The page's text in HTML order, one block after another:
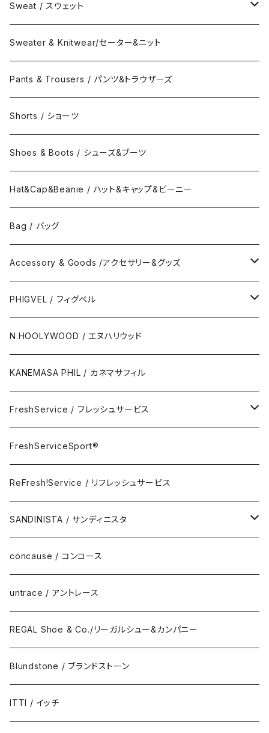
Coat / コート
Shirts / シャツ
Collar Long Shirt / 襟付き長袖シャツ
Collar Short Shirt / 襟付き半袖シャツ
Polo Long Shirt / 長袖ポロシャツ
Polo Short Shirt / 半袖ポロシャツ
T-Shirts / Tシャツ
Long Sleeve Tee / 長袖Tシャツ
Short Sleeve Tee / 半袖Tシャツ
Sweat / スウェット
Crew Neck Sweat /クルーネックスウェット
Turtle Neck Sweat/タートルネックスウェット
Hood Sweat / フードスウェット
Sweater & Knitwear/セーター&ニット
Pants & Trousers / パンツ&トラウザーズ
Shorts / ショーツ
Shoes & Boots / シューズ&ブーツ
Hat&Cap&Beanie / ハット&キャップ&ビーニー
Bag / バッグ
Accessory & Goods /アクセサリー&グッズ
Wallet & Coincase
Card Case
Key Hook
Room Spray
Accessory
Eyewear
PHIGVEL / フィグベル
The Permanent / パーマネント
N.HOOLYWOOD / エヌハリウッド
KANEMASA PHIL / カネマサフィル
FreshService / フレッシュサービス
FreshServiceSport®
ReFresh!Service / リフレッシュサービス
FreshServiceSport®
ReFresh!Service / リフレッシュサービス
SANDINISTA / サンディニスタ
DAILY STANDARD
concause / コンコース
untrace / アントレース
REGAL Shoe & Co./リーガルシュー&カンパニー
Blundstone / ブランドストーン
ITTI / イッチ